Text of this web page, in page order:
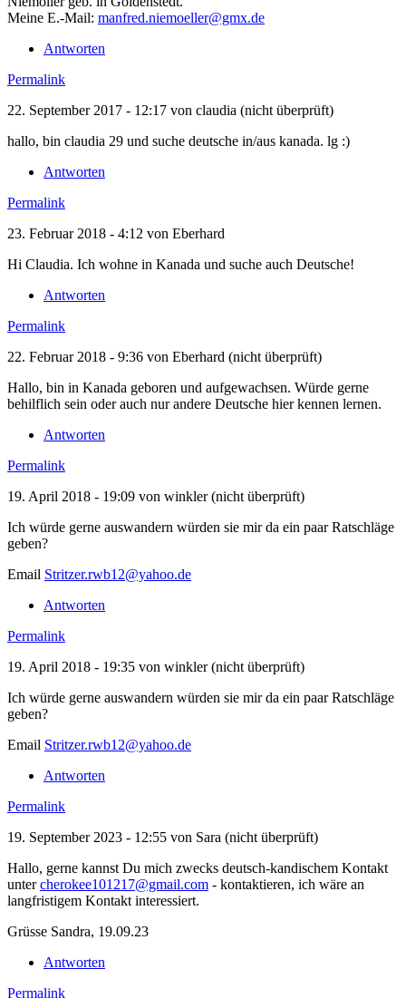
Meine E.-Mail: manfred.niemoeller@gmx.de
Antworten
Permalink
22. September 2017 - 12:17 von claudia (nicht überprüft)
hallo, bin claudia 29 und suche deutsche in/aus kanada. lg :)
Antworten
Permalink
23. Februar 2018 - 4:12 von Eberhard
Hi Claudia. Ich wohne in Kanada und suche auch Deutsche!
Antworten
Permalink
22. Februar 2018 - 9:36 von Eberhard (nicht überprüft)
Hallo, bin in Kanada geboren und aufgewachsen. Würde gerne
behilflich sein oder auch nur andere Deutsche hier kennen lernen.
Antworten
Permalink
19. April 2018 - 19:09 von winkler (nicht überprüft)
Ich würde gerne auswandern würden sie mir da ein paar Ratschläge
geben?
Email Stritzer.rwb12@yahoo.de
Antworten
Permalink
19. April 2018 - 19:35 von winkler (nicht überprüft)
Ich würde gerne auswandern würden sie mir da ein paar Ratschläge
geben?
Email Stritzer.rwb12@yahoo.de
Antworten
Permalink
19. September 2023 - 12:55 von Sara (nicht überprüft)
Hallo, gerne kannst Du mich zwecks deutsch-kandischem Kontakt
untercherokee101217@gmail.com - kontaktieren, ich wäre an
langfristigem Kontakt interessiert.
Grüsse Sandra, 19.09.23
Antworten
Permalink